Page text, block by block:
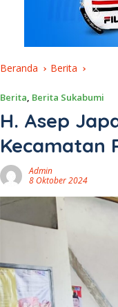
Beranda Berita
Berita, Berita Sukabumi
H. Asep
Kecamatan
Admin
8 Oktober 2024